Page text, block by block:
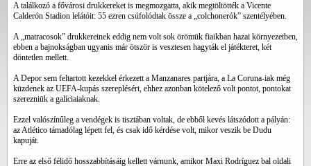
A találkozó a fővárosi drukkereket is megmozgatta, akik megtöltötték a Vicente
Calderón Stadion lelátóit: 55 ezren csúfolódtak össze a „colchonerók” szentélyében.
A „matracosok” drukkereinek eddig nem volt sok örömük fiaikban hazai környezetben,
ebben a bajnokságban ugyanis már ötször is vesztesen hagyták el játékteret, két
döntetlen mellett.
A Depor sem feltartott kezekkel érkezett a Manzanares partjára, a La Coruna-iak még
küzdenek az UEFA-kupás szereplésért, ehhez azonban kötelező volt pontot, pontokat
szerezniük a galíciaiaknak.
Ezzel valószínűleg a vendégek is tisztában voltak, de ebből kevés látszódott a pályán:
az Atlético támadólag lépett fel, és csak idő kérdése volt, mikor veszik be Dudu
kapuját.
Erre az első félidő hosszabbításáig kellett várnunk, amikor Maxi Rodríguez bal oldali